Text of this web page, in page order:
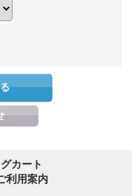
カート
利用案内